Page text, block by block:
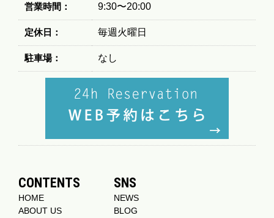
営業時間： 9:30〜20:00
定休日： 毎週火曜日
駐車場： なし
CONTENTS
HOME
ABOUT US
SNS
NEWS
BLOG